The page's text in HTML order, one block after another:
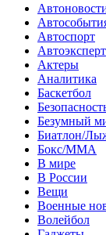
Автоспорт
Автоэксперт
Актеры
Аналитика
Баскетбол
Безумный
Биатлон/
Бокс/MMA
В мире
В России
Вещи
Военные
Волейбол